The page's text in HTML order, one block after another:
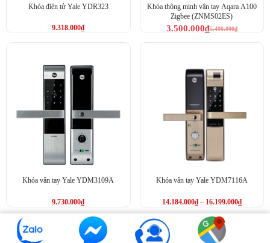
Khóa điện tử Yale YDR323
9.318.000₫
Khóa thông minh vân tay Aqara A100
Zigbee (ZNMS02ES)
5.490.000₫
3.500.000₫
Khóa vân tay Yale YDM3109A
9.730.000₫
Khóa vân tay Yale YDM7116A
14.184.000₫ – 16.199.000₫